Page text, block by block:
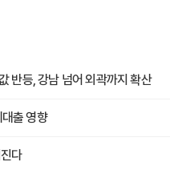
반등, 강남 넘어 외곽까지 확산
출 영향
다